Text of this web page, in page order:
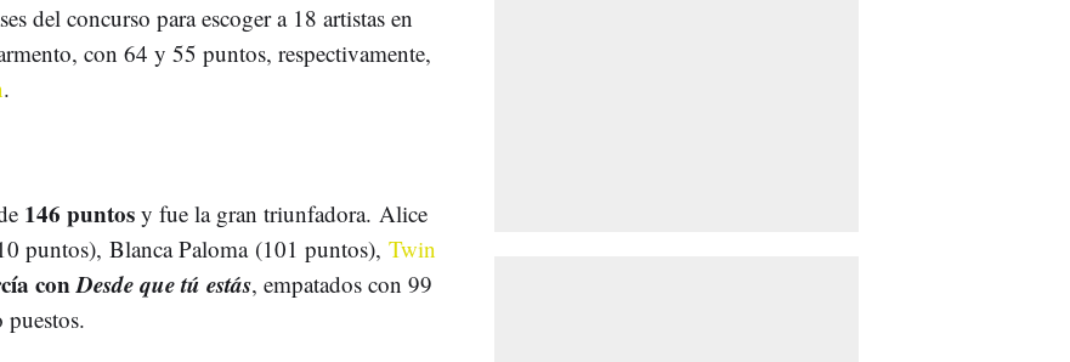
del concurso para escoger a 18 artistas en
con 64 y 55 puntos, respectivamente,
.
146 puntos y fue la gran triunfadora. Alice
puntos), Blanca Paloma (101 puntos), Twin
conDesde que tú estás, empatados con 99